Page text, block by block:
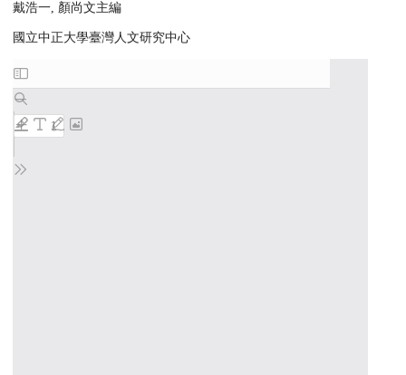
戴浩一, 顏尚文主編
國立中正大學臺灣人文研究中心